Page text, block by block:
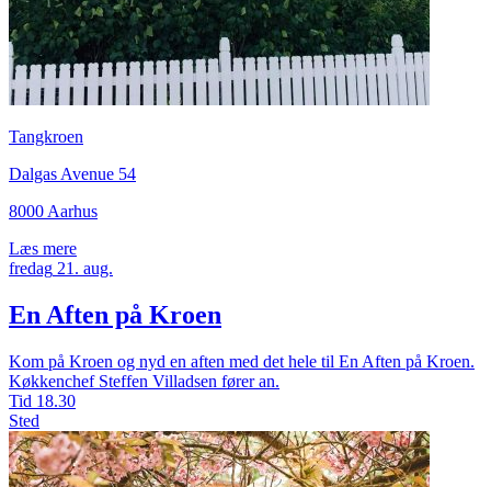
Tangkroen
Dalgas Avenue 54
8000 Aarhus
Læs mere
fredag 21. aug.
En Aften på Kroen
Kom på Kroen og nyd en aften med det hele til En Aften på Kroen.
Køkkenchef Steffen Villadsen fører an.
Tid 18.30
Sted